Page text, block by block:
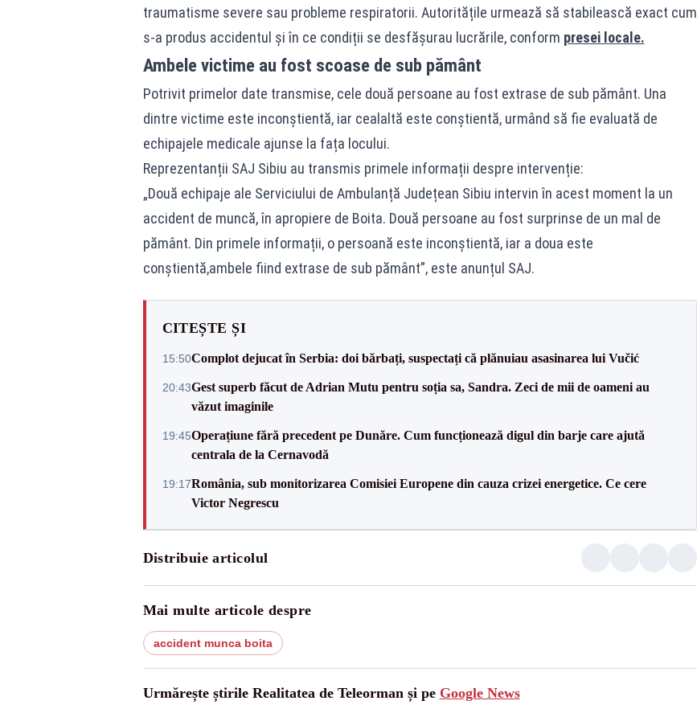
traumatisme severe sau probleme respiratorii. Autoritățile urmează să stabilească exact cum
s-a produs accidentul și în ce condiții se desfășurau lucrările, conform presei locale.
Ambele victime au fost scoase de sub pământ
Potrivit primelor date transmise, cele două persoane au fost extrase de sub pământ. Una
dintre victime este inconștientă, iar cealaltă este conștientă, urmând să fie evaluată de
echipajele medicale ajunse la fața locului.
Reprezentanții SAJ Sibiu au transmis primele informații despre intervenție:
„Două echipaje ale Serviciului de Ambulanță Județean Sibiu intervin în acest moment la un
accident de muncă, în apropiere de Boita. Două persoane au fost surprinse de un mal de
pământ. Din primele informații, o persoană este inconștientă, iar a doua este
conștientă,ambele fiind extrase de sub pământ”, este anunțul SAJ.
CITEȘTE ȘI
15:50Complot dejucat în Serbia: doi bărbați, suspectați că plănuiau asasinarea lui Vučić
20:43Gest superb făcut de Adrian Mutu pentru soția sa, Sandra. Zeci de mii de oameni au
văzut imaginile
19:45Operațiune fără precedent pe Dunăre. Cum funcționează digul din barje care ajută
centrala de la Cernavodă
19:17România, sub monitorizarea Comisiei Europene din cauza crizei energetice. Ce cere
Victor Negrescu
Distribuie articolul
Mai multe articole despre
accident munca boita
Urmărește știrile Realitatea de Teleorman și pe Google News